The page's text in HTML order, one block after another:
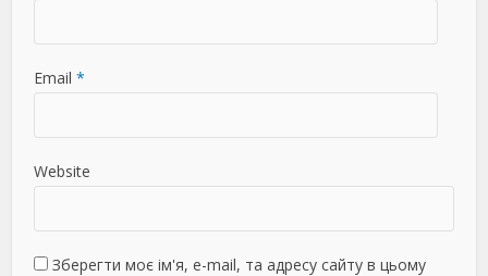
Email *
Website
Зберегти моє ім'я, e-mail, та адресу сайту в цьому